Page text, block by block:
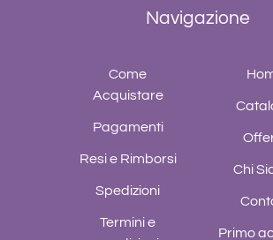
Navigazione
Come
Acquistare
Pagamenti
Resi e Rimborsi
Spedizioni
Termini e
Chi
Primo